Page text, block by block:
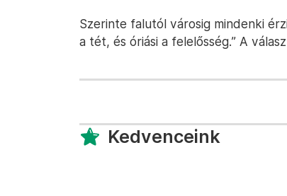
Szerinte falutól városig mindenki
a tét, és óriási a felelősség.” A
Kedvenceink